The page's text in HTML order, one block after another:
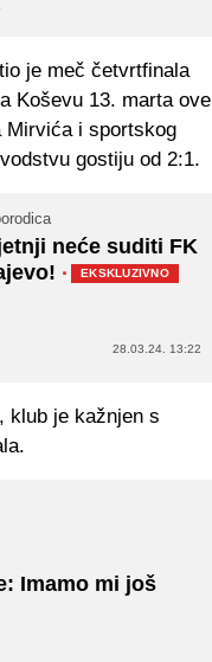
je meč četvrtfinala
Koševu 13. marta ove
Mirvića i sportskog
gostiju od 2:1.
neće suditi FK
· EKSKLUZIVNO
28.03.24. 13:22
klub je kažnjen s
Imamo mi još